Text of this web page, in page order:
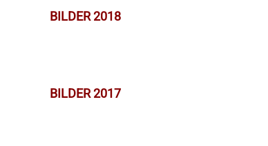
BILDER 2018
BILDER 2017